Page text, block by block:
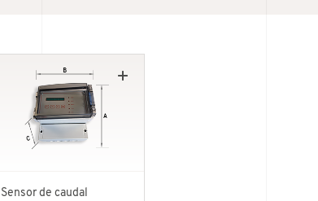
Sensor de caudal